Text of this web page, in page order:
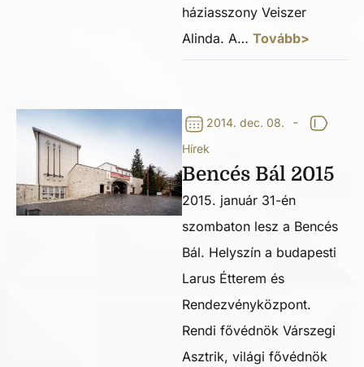
háziasszony Veiszer
Alinda. A… Tovább>
2014. dec. 08. -
Hírek
Bencés Bál 2015
2015. január 31-én
szombaton lesz a Bencés
Bál. Helyszín a budapesti
Larus Étterem és
Rendezvényközpont.
Rendi fővédnök Várszegi
Asztrik, világi fővédnök